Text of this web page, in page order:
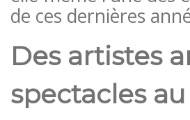
de ces dernières
Des artistes
spectacles